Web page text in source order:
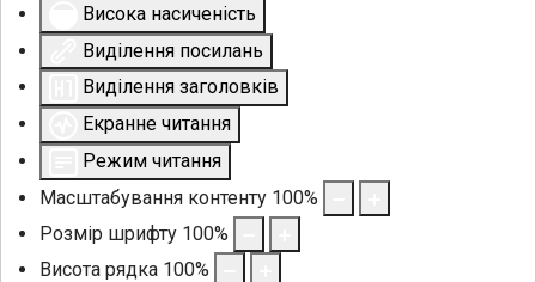
Висока насиченість
Виділення посилань
Виділення заголовків
Екранне читання
Режим читання
Масштабування контенту 100%
Розмір шрифту 100%
Висота рядка 100%